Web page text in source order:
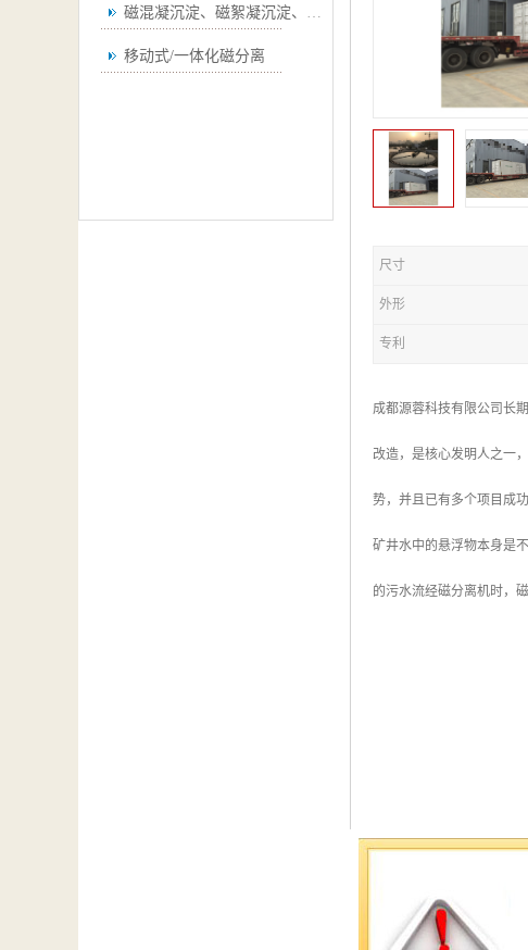
磁混凝沉淀、磁絮凝沉淀、磁澄清
移动式/一体化磁分离
尺寸
外形
专利
成都源蓉科技有限公司长
改造，是核心发明人之一
势，并且已有多个项目成
矿井水中的悬浮物本身是
的污水流经磁分离机时，